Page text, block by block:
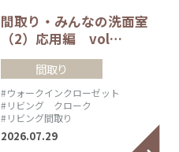
間取り・みんなの洗面室
（2）応用編 vol…
間取り
#ウォークインクローゼット
#リビング クローク
#リビング間取り
2026.07.29